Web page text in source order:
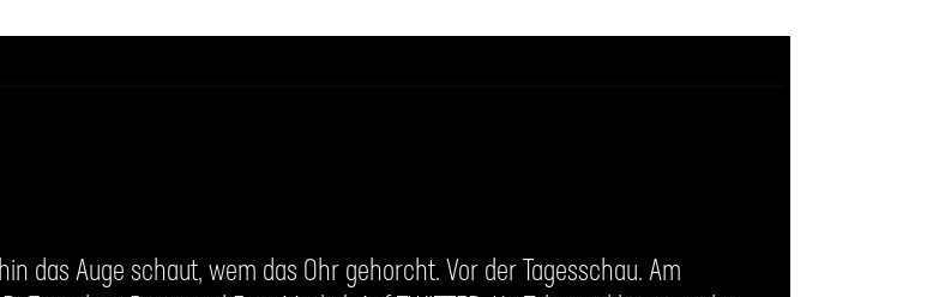
das Auge schaut, wem das Ohr gehorcht. Vor der Tagesschau. Am